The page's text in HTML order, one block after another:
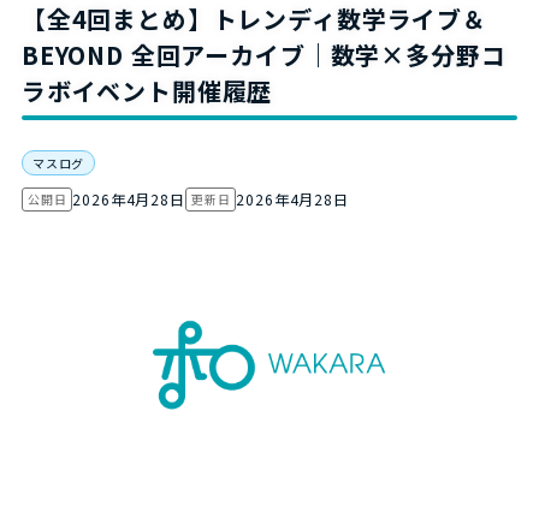
【全4回まとめ】トレンディ数学ライブ＆
BEYOND 全回アーカイブ｜数学×多分野コ
ラボイベント開催履歴
マスログ
公開日 2026年4月28日 更新日 2026年4月28日